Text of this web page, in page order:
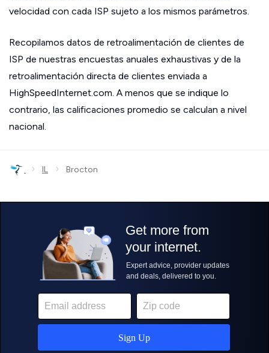
velocidad con cada ISP sujeto a los mismos parámetros.
Recopilamos datos de retroalimentación de clientes de
ISP de nuestras encuestas anuales exhaustivas y de la
retroalimentación directa de clientes enviada a
HighSpeedInternet.com. A menos que se indique lo
contrario, las calificaciones promedio se calculan a nivel
nacional.
› IL › Brocton